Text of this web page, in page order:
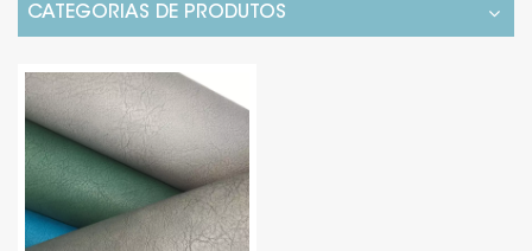
CATEGORIAS DE PRODUTOS